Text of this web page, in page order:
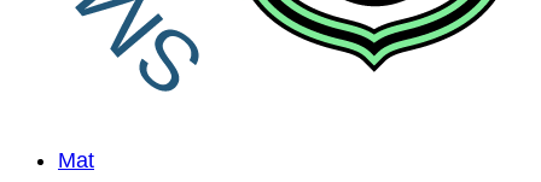
Mat